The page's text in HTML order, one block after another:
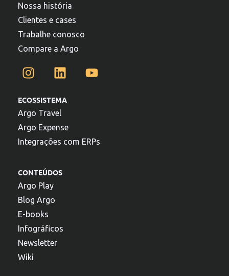
Nossa história
Clientes e cases
Trabalhe conosco
Compare a Argo
ECOSSISTEMA
Argo Travel
Argo Expense
Integrações com ERPs
CONTEÚDOS
Argo Play
Blog Argo
E-books
Infográficos
Newsletter
Wiki